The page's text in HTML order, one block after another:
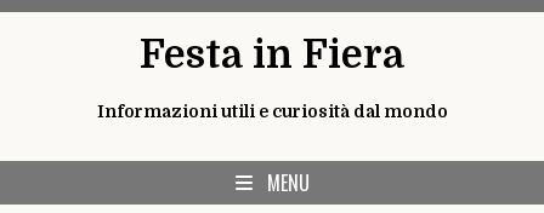
Festa in Fiera
Informazioni utili e curiosità dal mondo
MENU